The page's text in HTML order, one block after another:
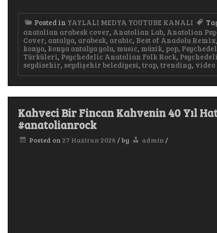
Posted in YAYLALI MEDYA YOUTUBE KANALI
anatolian arabesk cover, Anatolian Lab, Anatolian
Cover, antalya, arabesk, arabic, Best of Anadolu Remix,
konya, konya antalya yolu, musıc, müzik, pop,
Türküleri, Psychedelic Anatolian Folk Rock,
seydisehir, seydişehir belediyesi, trap, trending, video
Kahveci Bir Fincan Kahvenin 40 Yıl
#anatolianrock
Posted on 27 Haziran 2026 /by admin /